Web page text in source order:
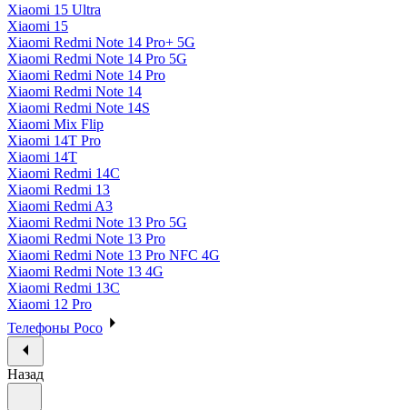
Xiaomi 15 Ultra
Xiaomi 15
Xiaomi Redmi Note 14 Pro+ 5G
Xiaomi Redmi Note 14 Pro 5G
Xiaomi Redmi Note 14 Pro
Xiaomi Redmi Note 14
Xiaomi Redmi Note 14S
Xiaomi Mix Flip
Xiaomi 14T Pro
Xiaomi 14T
Xiaomi Redmi 14C
Xiaomi Redmi 13
Xiaomi Redmi A3
Xiaomi Redmi Note 13 Pro 5G
Xiaomi Redmi Note 13 Pro
Xiaomi Redmi Note 13 Pro NFC 4G
Xiaomi Redmi Note 13 4G
Xiaomi Redmi 13C
Xiaomi 12 Pro
Телефоны Poco
Назад